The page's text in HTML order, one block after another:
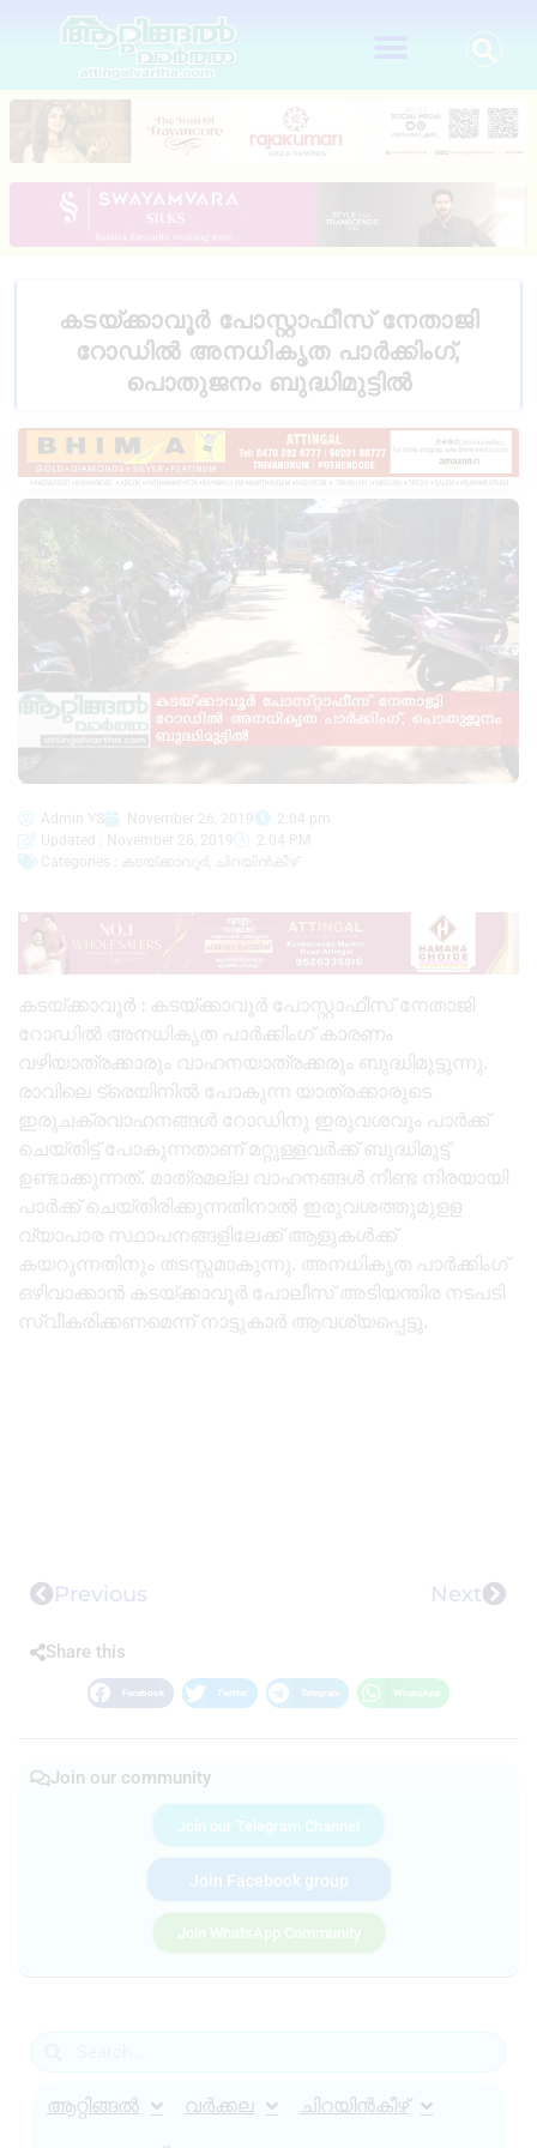
കടയ്ക്കാവൂർ പോസ്റ്റാഫീസ് നേതാജി
റോഡിൽ അനധികൃത പാർക്കിംഗ്,
പൊതുജനം ബുദ്ധിമുട്ടിൽ
Admin YS November 26, 2019
2:04 pm
Updated : November 26, 2019
2:04 PM
Categories :
കടയ്ക്കാവൂർ ചിറയിൻകീഴ്
കടയ്ക്കാവൂർ : കടയ്ക്കാവൂർ പോസ്റ്റാഫീസ് നേതാജി
റോഡിൽ അനധികൃത പാർക്കിംഗ് കാരണം
വഴിയാത്രക്കാരും വാഹനയാത്രക്കരും ബുദ്ധിമുട്ടുന്നു.
രാവിലെ ട്രെയിനിൽ പോകുന്ന യാത്രക്കാരുടെ
ഇരുചക്രവാഹനങ്ങൾ റോഡിനു ഇരുവശവും പാർക്ക്‌
ചെയ്തിട്ട് പോകുന്നതാണ് മറ്റുള്ളവർക്ക് ബുദ്ധിമുട്ട്
ഉണ്ടാക്കുന്നത്. മാത്രമല്ല വാഹനങ്ങൾ നീണ്ട നിരയായി
പാർക്ക്‌ ചെയ്തിരിക്കുന്നതിനാൽ ഇരുവശത്തുമുളള
വ്യാപാര സ്ഥാപനങ്ങളിലേക്ക് ആളുകൾക്ക്
കയറുന്നതിനും തടസ്സമാകുന്നു. അനധികൃത പാർക്കിംഗ്
ഒഴിവാക്കാൻ കടയ്ക്കാവൂർ പോലീസ് അടിയന്തിര നടപടി
സ്വീകരിക്കണമെന്ന് നാട്ടുകാർ ആവശ്യപ്പെട്ടു.
Previous Next
Share this
Facebook Twitter Telegram WhatsApp
Join our community
Join our Telegram Channel
Join Facebook group
Join WhatsApp Community
ആറ്റിങ്ങൽ വർക്കല ചിറയിൻകീഴ്